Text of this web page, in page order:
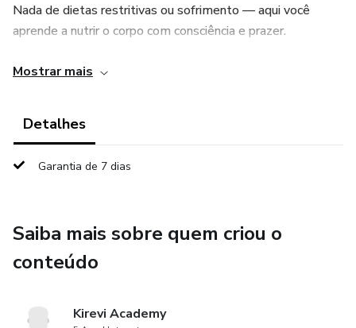
Nada de dietas restritivas ou sofrimento — aqui você
aprende a nutrir o corpo com consciência e prazer.
✅ Cardápios simples e equilibrados
metabolismo
✅ Dicas para aliviar retenção de líquidos e inchaço
✅ Planner exclusivo para acompanhar peso, medidas e
ciclo menstrual
cuidar da saúde hormonal e recuperar a autoestima de
Mostrar mais
Detalhes
Garantia de 7 dias
Saiba mais sobre quem criou o
conteúdo
Kirevi Academy